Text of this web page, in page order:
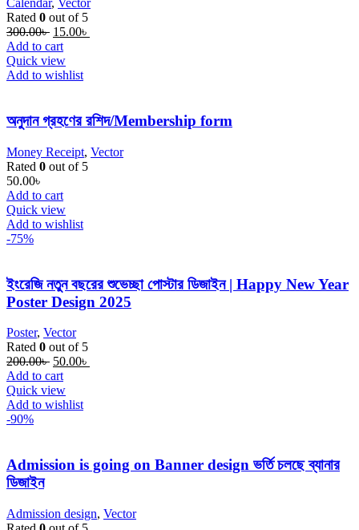
Calendar, Vector
Rated 0 out of 5
300.00৳ Original
price
was:
300.00৳ .
15.00৳
Add to cart
Quick view
Add to wishlist
অনুদান গ্রহণের রশিদ/Membership form
Money Receipt, Vector
Rated 0 out of 5
50.00৳
Add to cart
Quick view
Add to wishlist
-75%
ইংরেজি নতুন বছরের শুভেচ্ছা পোস্টার ডিজাইন | Happy New Year
Poster Design 2025
Poster, Vector
Rated 0 out of 5
200.00৳ Original
price
was:
200.00৳ .
50.00৳
Add to cart
Quick view
Add to wishlist
-90%
Admission is going on Banner design ভর্তি চলছে ব্যানার
ডিজাইন
Admission design, Vector